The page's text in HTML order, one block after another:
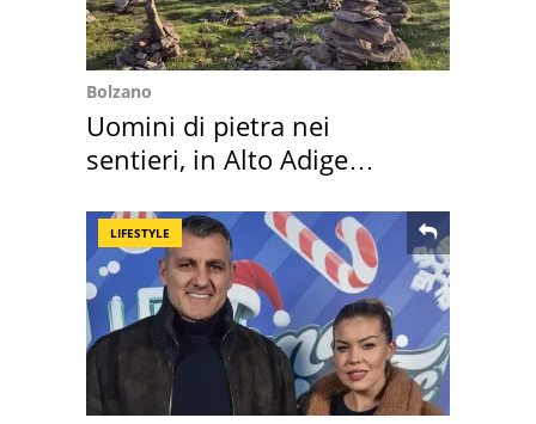
Bolzano
Uomini di pietra nei
sentieri, in Alto Adige
LIFESTYLE